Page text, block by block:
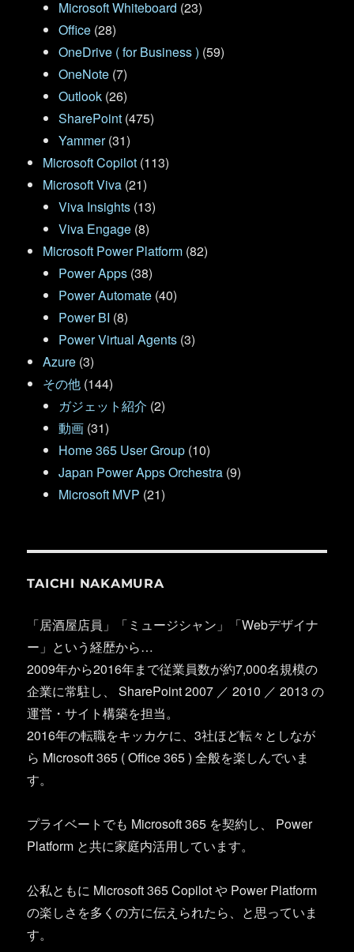
Microsoft Whiteboard (23)
Office (28)
OneDrive ( for Business ) (59)
OneNote (7)
Outlook (26)
SharePoint (475)
Yammer(31)
Microsoft Copilot (113)
Microsoft Viva (21)
Viva Insights (13)
Viva Engage (8)
Microsoft Power Platform (82)
Power Apps (38)
Power Automate (40)
Power BI (8)
Power Virtual Agents (3)
Azure (3)
その他 (144)
ガジェット紹介 (2)
動画 (31)
Home 365 User Group (10)
Japan Power Apps Orchestra (9)
Microsoft MVP (21)
TAICHI NAKAMURA
「居酒屋店員」「ミュージシャン」「Webデザイナ
ー」という経歴から…
2009年から2016年まで従業員数が約7,000名規模の
企業に常駐し、 SharePoint 2007 ／ 2010 ／ 2013 の
運営・サイト構築を担当。
2016年の転職をキッカケに、3社ほど転々としなが
ら Microsoft 365 ( Office 365 ) 全般を楽しんでいま
す。
プライベートでも Microsoft 365 を契約し、 Power
Platform と共に家庭内活用しています。
公私ともに Microsoft 365 Copilot や Power Platform
の楽しさを多くの方に伝えられたら、と思っていま
す。